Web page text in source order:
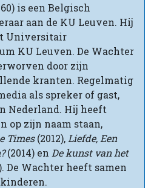
is een Belgisch
aan de KU Leuven. Hij
Universitair
KU Leuven. De Wachter
door zijn
kranten. Regelmatig
als spreker of gast,
Nederland. Hij heeft
op zijn naam staan,
Times(2012), Liefde, Een
(2014) en De kunst van het
De Wachter heeft samen